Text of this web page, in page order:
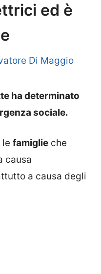
ed è
Di Maggio
ha determinato
sociale.
le famiglie che
causa
a causa degli